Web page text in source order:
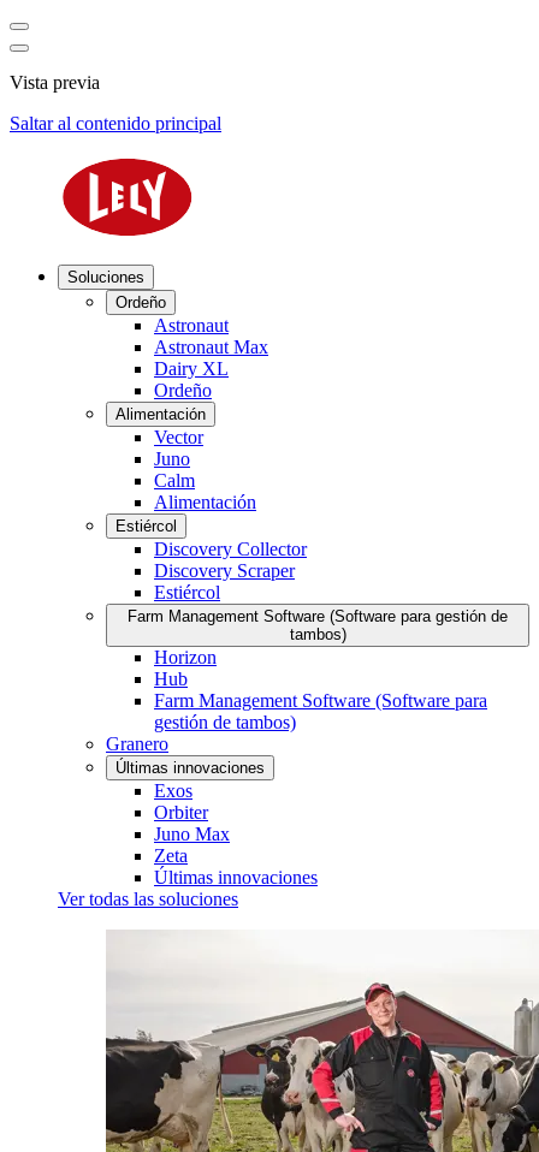
Vista previa
Saltar al contenido principal
Soluciones
Ordeño
Astronaut
Astronaut Max
Dairy XL
Ordeño
Alimentación
Vector
Juno
Calm
Alimentación
Estiércol
Discovery Collector
Discovery Scraper
Estiércol
Farm Management Software (Software para gestión de
tambos)
Horizon
Hub
Farm Management Software (Software para
gestión de tambos)
Granero
Últimas innovaciones
Exos
Orbiter
Juno Max
Zeta
Últimas innovaciones
Ver todas las soluciones